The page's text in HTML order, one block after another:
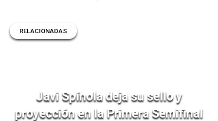
RELACIONADAS
Javi Spínola deja su sello y
proyección en la Primera Semifinal